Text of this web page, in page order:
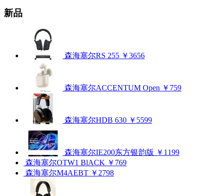
新品
森海塞尔RS 255 ￥3656
森海塞尔ACCENTUM Open ￥759
森海塞尔HDB 630 ￥5599
森海塞尔IE200东方银韵版 ￥1199
森海塞尔OTW1 BlACK ￥769
森海塞尔M4AEBT ￥2798